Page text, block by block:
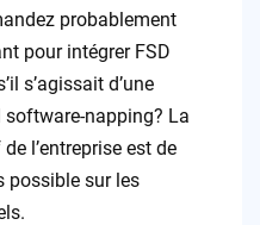
probablement
pour intégrer FSD
s’agissait d’une
napping? La
l’entreprise est de
possible sur les